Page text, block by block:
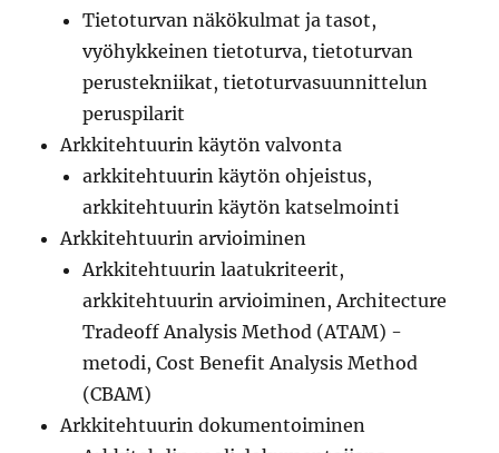
Tietoturvan näkökulmat ja tasot,
vyöhykkeinen tietoturva, tietoturvan
perustekniikat, tietoturvasuunnittelun
peruspilarit
Arkkitehtuurin käytön valvonta
arkkitehtuurin käytön ohjeistus,
arkkitehtuurin käytön katselmointi
Arkkitehtuurin arvioiminen
Arkkitehtuurin laatukriteerit,
arkkitehtuurin arvioiminen, Architecture
Tradeoff Analysis Method (ATAM) -
metodi, Cost Benefit Analysis Method
(CBAM)
Arkkitehtuurin dokumentoiminen